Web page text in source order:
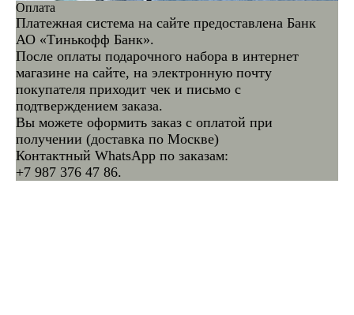
Оплата
Платежная система на сайте предоставлена Банк
АО «Тинькофф Банк».
После оплаты подарочного набора в интернет
магазине на сайте, на электронную почту
покупателя приходит чек и письмо с
подтверждением заказа.
Вы можете оформить заказ с оплатой при
получении (доставка по Москве)
Контактный WhatsApp по заказам:
+7 987 376 47 86.